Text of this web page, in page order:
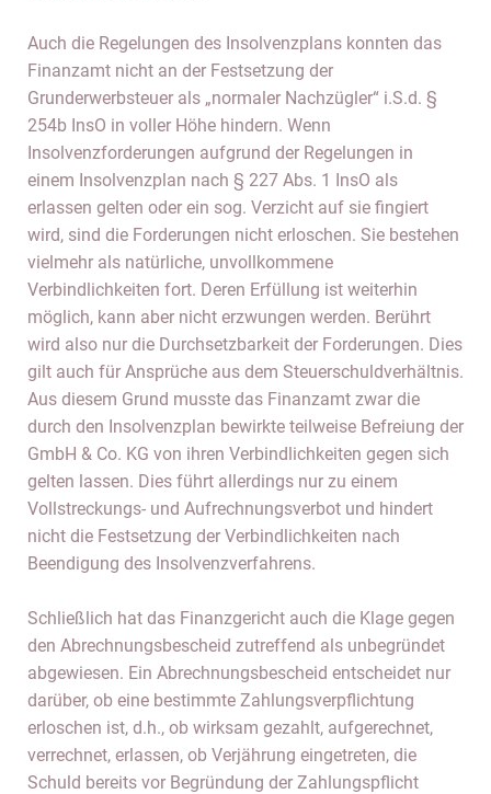
Auch die Regelungen des Insolvenzplans konnten das
Finanzamt nicht an der Festsetzung der
Grunderwerbsteuer als „normaler Nachzügler“ i.S.d. §
254b InsO in voller Höhe hindern. Wenn
Insolvenzforderungen aufgrund der Regelungen in
einem Insolvenzplan nach § 227 Abs. 1 InsO als
erlassen gelten oder ein sog. Verzicht auf sie fingiert
wird, sind die Forderungen nicht erloschen. Sie bestehen
vielmehr als natürliche, unvollkommene
Verbindlichkeiten fort. Deren Erfüllung ist weiterhin
möglich, kann aber nicht erzwungen werden. Berührt
wird also nur die Durchsetzbarkeit der Forderungen. Dies
gilt auch für Ansprüche aus dem Steuerschuldverhältnis.
Aus diesem Grund musste das Finanzamt zwar die
durch den Insolvenzplan bewirkte teilweise Befreiung der
GmbH & Co. KG von ihren Verbindlichkeiten gegen sich
gelten lassen. Dies führt allerdings nur zu einem
Vollstreckungs- und Aufrechnungsverbot und hindert
nicht die Festsetzung der Verbindlichkeiten nach
Beendigung des Insolvenzverfahrens.
Schließlich hat das Finanzgericht auch die Klage gegen
den Abrechnungsbescheid zutreffend als unbegründet
abgewiesen. Ein Abrechnungsbescheid entscheidet nur
darüber, ob eine bestimmte Zahlungsverpflichtung
erloschen ist, d.h., ob wirksam gezahlt, aufgerechnet,
verrechnet, erlassen, ob Verjährung eingetreten, die
Schuld bereits vor Begründung der Zahlungspflicht